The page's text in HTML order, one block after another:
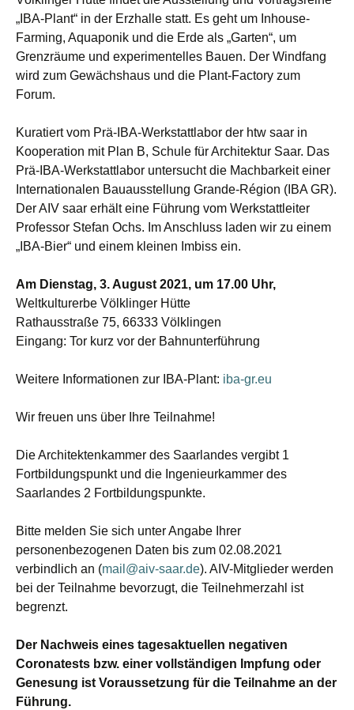
„IBA-Plant“ in der Erzhalle statt. Es geht um Inhouse-
Farming, Aquaponik und die Erde als „Garten“, um
Grenzräume und experimentelles Bauen. Der Windfang
wird zum Gewächshaus und die Plant-Factory zum
Forum.
Kuratiert vom Prä-IBA-Werkstattlabor der htw saar in
Kooperation mit Plan B, Schule für Architektur Saar. Das
Prä-IBA-Werkstattlabor untersucht die Machbarkeit einer
Internationalen Bauausstellung Grande-Région (IBA GR).
Der AIV saar erhält eine Führung vom Werkstattleiter
Professor Stefan Ochs. Im Anschluss laden wir zu einem
„IBA-Bier“ und einem kleinen Imbiss ein.
Am Dienstag, 3. August 2021, um 17.00 Uhr,
Weltkulturerbe Völklinger Hütte
Rathausstraße 75, 66333 Völklingen
Eingang: Tor kurz vor der Bahnunterführung
Weitere Informationen zur IBA-Plant: iba-gr.eu
Wir freuen uns über Ihre Teilnahme!
Die Architektenkammer des Saarlandes vergibt 1
Fortbildungspunkt und die Ingenieurkammer des
Saarlandes 2 Fortbildungspunkte.
Bitte melden Sie sich unter Angabe Ihrer
personenbezogenen Daten bis zum 02.08.2021
verbindlich an (mail@aiv-saar.de). AIV-Mitglieder werden
bei der Teilnahme bevorzugt, die Teilnehmerzahl ist
begrenzt.
Der Nachweis eines tagesaktuellen negativen
Coronatests bzw. einer vollständigen Impfung oder
Genesung ist Voraussetzung für die Teilnahme an der
Führung.